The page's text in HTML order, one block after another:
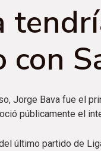
con
Jorge Bava fue el
públicamente el
último partido de